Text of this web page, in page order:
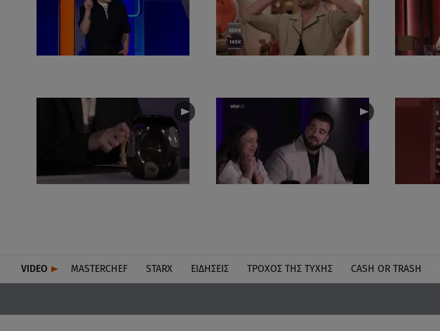
VIDEO MASTERCHEF STARX ΕΙΔΉΣΕΙΣ ΤΡΟΧΌΣ ΤΗΣ ΤΎΧΗΣ CASH OR TRASH